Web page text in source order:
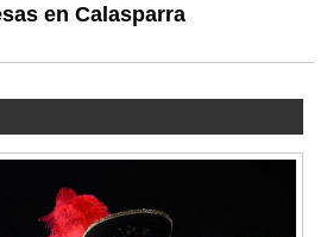
en Calasparra